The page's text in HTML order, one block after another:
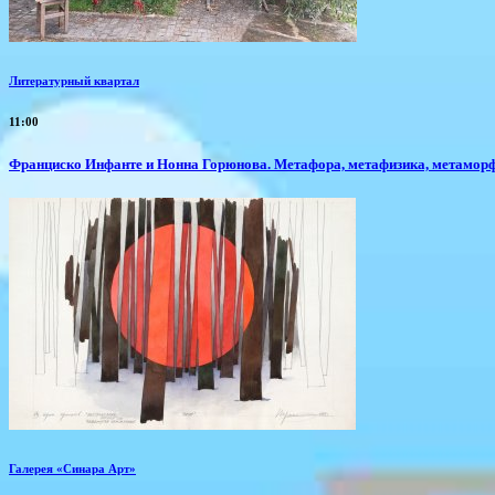
Литературный квартал
11:00
Франциско Инфанте и Нонна Горюнова. Метафора, метафизика,
Галерея «Синара Арт»